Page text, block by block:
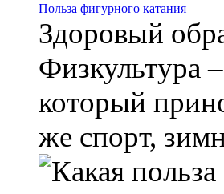
Польза фигурного катания
Здоровый
Физкультура
который
же спорт,